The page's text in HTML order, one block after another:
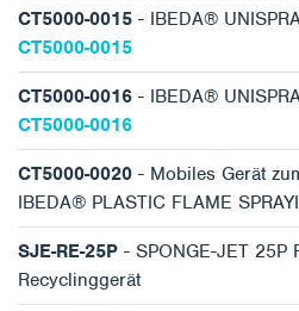
CT5000-0015 - IBEDA®
CT5000-0015
CT5000-0016 - IBEDA®
CT5000-0016
CT5000-0020 - Mobiles Gerät
IBEDA® PLASTIC FLAME
SJE-RE-25P - SPONGE-JET
Recyclinggerät